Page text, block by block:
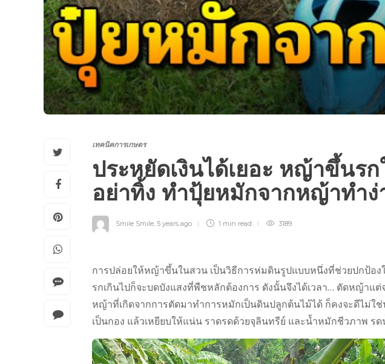
เทคนิคการเกษตร
ประหยัดเงินได้เยอะ หญ้าขึ้นร
อย่าทิ้ง ทำปุ้ยหมักจากหญ้าทำง่
Smile Smile 5 years ago 1 min read 3189
การปล่อยให้หญ้าขึ้นในสวน​ เป็นวิธีการห่มดินรูปแบบหนึ่ง​ที่ช่วยปกป้อ
รกเกินไป​ก็จะบดบังแสงที่พืชหลักต้องการ​ ดังนั้นจึงได้เวลา… ตัดหญ้าแต่
หญ้าที่เกิดจากการตัดมาทำการหมักเป็นดินปลูกต้นไม้ได้​ ก็คงจะดีไม่ใ
เป็นกอง​ แล้วเหยียบ​ให้แน่น​ ราดรดด้วยจุลินทรีย์​ และน้ำหมักชีวภาพ​